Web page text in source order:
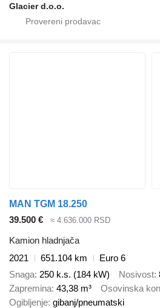
Glacier d.o.o.
MAN TGM 18.250
39.500 €
≈ 4.636.000 RSD
Kamion hladnjača
2021
651.104 km
Euro 6
Snaga 250 k.s. (184 kW) Nosivost
Zapremina 43,38 m³ Osovinska
Ogibljenje gibanj/pneumatski